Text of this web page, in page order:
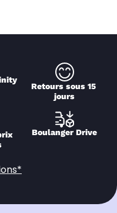
Retours sous 15
jours
Boulanger Drive